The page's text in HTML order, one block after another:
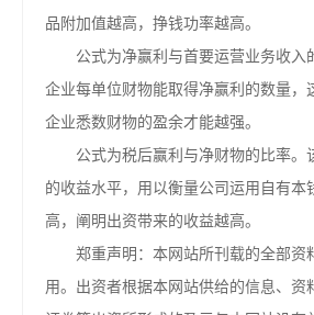
品附加值越高，挣钱功率越高。
公式为净赢利与首要运营业务收入
企业每单位财物能取得净赢利的数量，
企业悉数财物的盈余才能越强。
公式为税后赢利与净财物的比率。
的收益水平，用以衡量公司运用自有本
高，阐明出资带来的收益越高。
郑重声明：本网站所刊载的全部资
用。出资者根据本网站供给的信息、资